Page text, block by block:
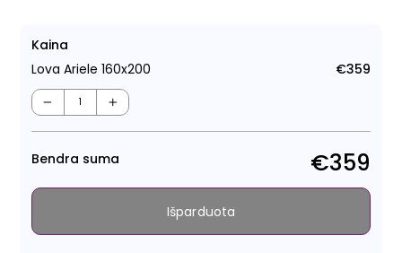
Kaina
Lova Ariele 160x200
€359
− +
Bendra suma €359
Išparduota